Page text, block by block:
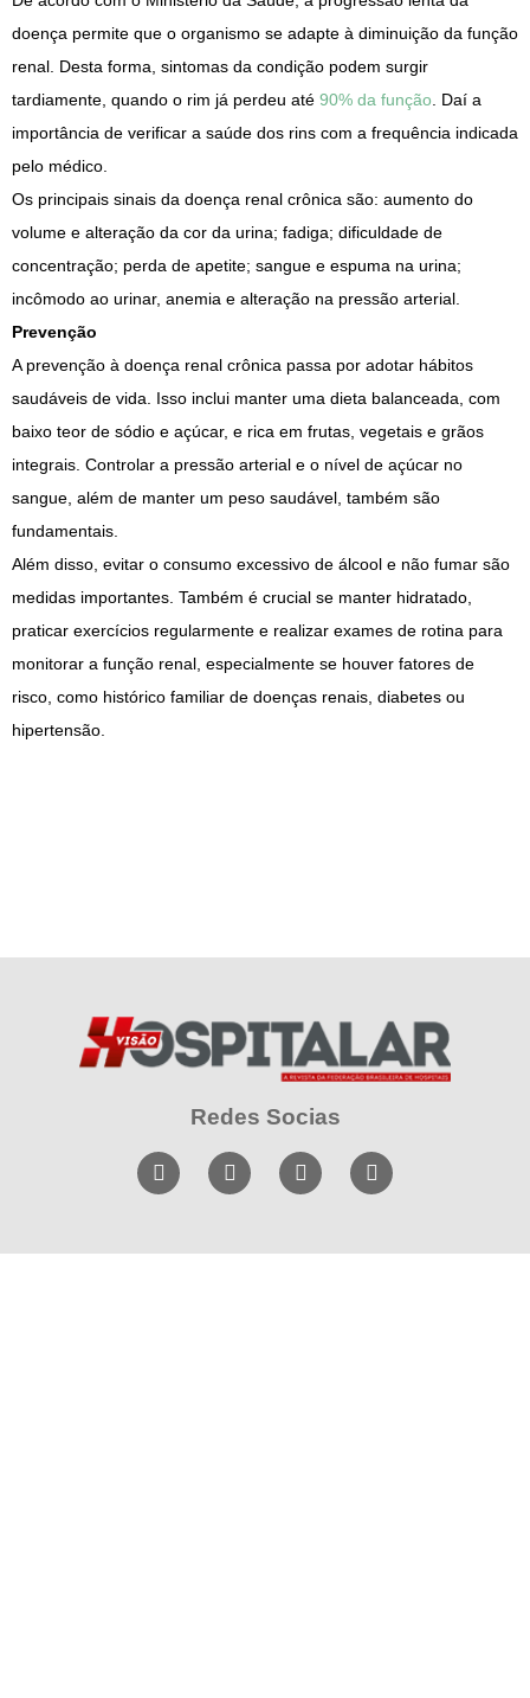
doença permite que o organismo se adapte à diminuição da função
renal. Desta forma, sintomas da condição podem surgir
tardiamente, quando o rim já perdeu até 90% da função. Daí a
importância de verificar a saúde dos rins com a frequência indicada
pelo médico.
Os principais sinais da doença renal crônica são: aumento do
volume e alteração da cor da urina; fadiga; dificuldade de
concentração; perda de apetite; sangue e espuma na urina;
incômodo ao urinar, anemia e alteração na pressão arterial.
Prevenção
A prevenção à doença renal crônica passa por adotar hábitos
saudáveis de vida. Isso inclui manter uma dieta balanceada, com
baixo teor de sódio e açúcar, e rica em frutas, vegetais e grãos
integrais. Controlar a pressão arterial e o nível de açúcar no
sangue, além de manter um peso saudável, também são
fundamentais.
Além disso, evitar o consumo excessivo de álcool e não fumar são
medidas importantes. Também é crucial se manter hidratado,
praticar exercícios regularmente e realizar exames de rotina para
monitorar a função renal, especialmente se houver fatores de
risco, como histórico familiar de doenças renais, diabetes ou
hipertensão.
Redes Socias